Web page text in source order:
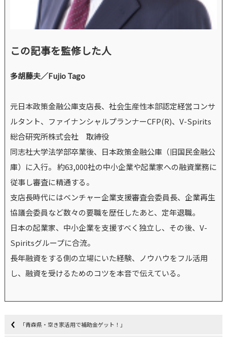
この記事を監修した人
多胡藤夫／Fujio Tago
元日本政策金融公庫支店長、社会生産性本部認定経営コンサ
ルタント、ファイナンシャルプランナーCFP(R)、V-Spirits
総合研究所株式会社 取締役
同志社大学法学部卒業後、日本政策金融公庫（旧国民金融公
庫）に入行。 約63,000社の中小企業や起業家への融資業務に
従事し審査に精通する。
支店長時代にはベンチャー企業支援審査会委員長、企業再生
協議会委員など数々の要職を歴任したあと、定年退職。
日本の起業家、中小企業を支援すべく独立し、その後、V-
Spiritsグループに合流。
長年融資をする側の立場にいた経験、ノウハウをフル活用
し、融資を受けるためのコツを本音で伝えている。
「青森県・空き家活用で補助金ゲット！」